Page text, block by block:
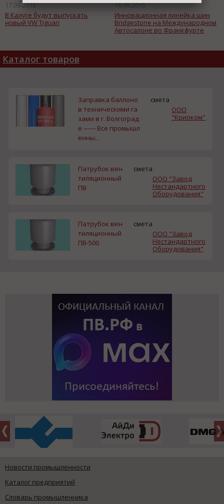
17.09.2015
В Калуге будут выпускать
новый VW Tiguan
16.09.2015
Инновационная линейка шин
Bridgestone на Международном
Автосалоне во Франкфурте
Каталог товаров
Заправка баллоно
в техническими га
зами в г. Волгоград
е ------ Все промышл
енны...
смета
ООО
"Криоком"
Патрубок вен
тиляционный
ПВ
смета
ООО "Завод
Нестандартного
Оборудования"
Патрубок вен
тиляционный
ПВ-500
смета
ООО "Завод
Нестандартного
Оборудования"
Новости промышленности
Каталог предприятий
Словарь промышленника